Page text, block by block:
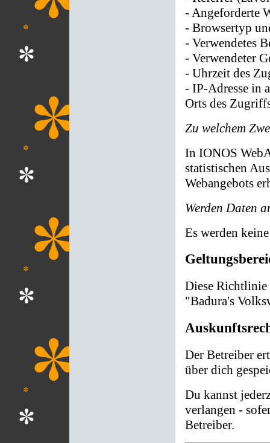
- Angeforderte
- Browsertyp
- Verwendetes
- Verwendeter
- Uhrzeit des
- IP-Adresse in
Orts des
Zu welchem
In IONOS
statistischen
Webangebots
Werden Daten
Es werden
Diese Richtlinie
"Badura's
Der Betreiber
über dich
Du kannst
verlangen -
Betreiber.